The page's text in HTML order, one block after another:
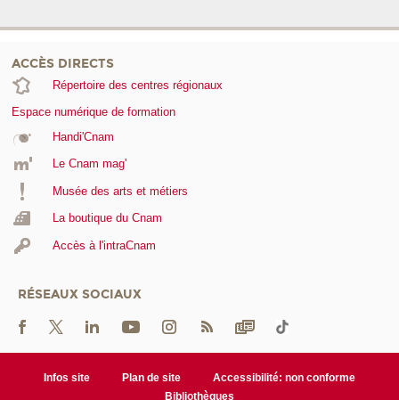
ACCÈS DIRECTS
Répertoire des centres régionaux
Espace numérique de formation
Handi'Cnam
Le Cnam mag'
Musée des arts et métiers
La boutique du Cnam
Accès à l'intraCnam
RÉSEAUX SOCIAUX
Infos site Plan de site
Accessibilité: non conforme
Bibliothèques